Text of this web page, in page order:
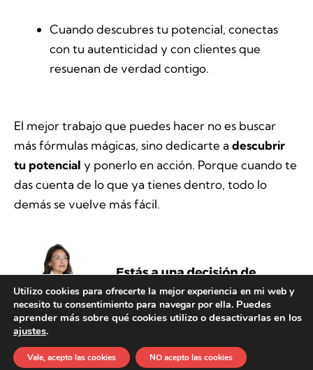
Cuando descubres tu potencial, conectas
con tu autenticidad y con clientes que
resuenan de verdad contigo.
El mejor trabajo que puedes hacer no es buscar
más fórmulas mágicas, sino dedicarte a descubrir
tu potencial y ponerlo en acción. Porque cuando te
das cuenta de lo que ya tienes dentro, todo lo
demás se vuelve más fácil.
Utilizo cookies para ofrecerte la mejor experiencia en mi web y
necesito tu consentimiento para navegar por ella. Puedes
aprender más sobre qué cookies utilizo o desactivarlas en los
ajustes.
Vale, acepto las cookies NO acepto las cookies